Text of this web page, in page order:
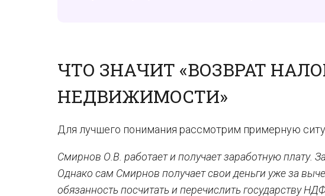
ЧТО ЗНАЧИТ «ВОЗВРАТ
НЕДВИЖИМОСТИ»
Для лучшего понимания рассмотрим примерную
Смирнов О.В. работает и получает заработную плату.
Однако сам Смирнов получает свои деньги уже за
обязанность посчитать и перечислить государству